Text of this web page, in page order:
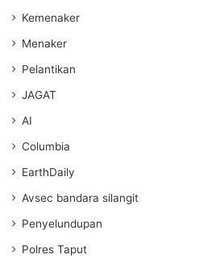
Kemenaker
Menaker
Pelantikan
JAGAT
AI
Columbia
EarthDaily
Avsec bandara silangit
Penyelundupan
Polres Taput